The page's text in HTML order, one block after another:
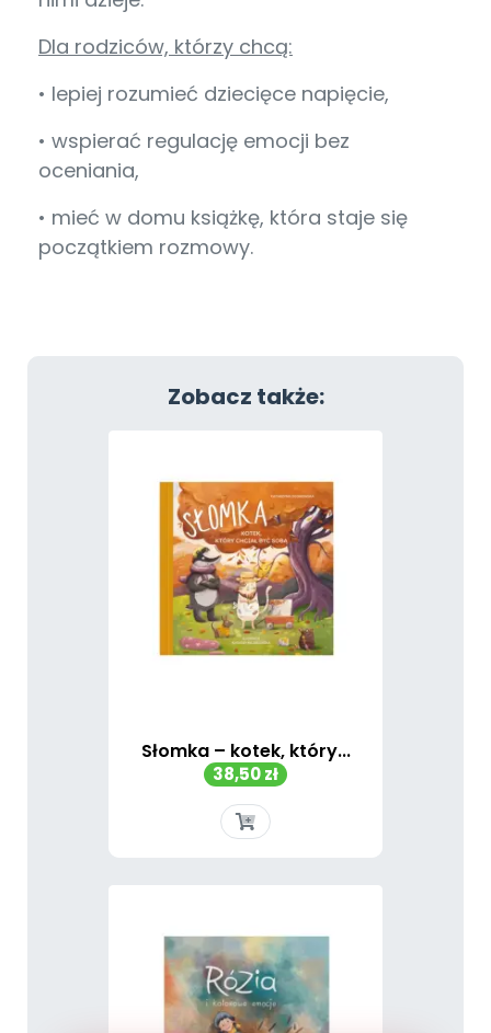
Dla rodziców, którzy chcą:
• lepiej rozumieć dziecięce napięcie,
• wspierać regulację emocji bez
oceniania,
• mieć w domu książkę, która staje się
początkiem rozmowy.
Zobacz także:
Słomka – kotek, który...
Cena
38,50 zł